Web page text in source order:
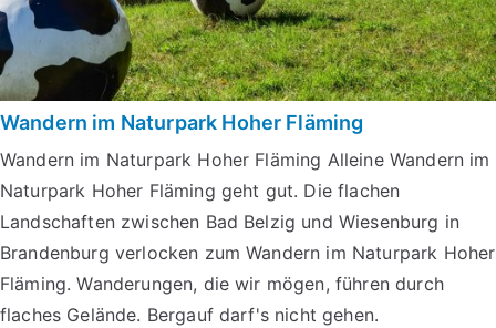
Wandern im Naturpark Hoher Fläming
Wandern im Naturpark Hoher Fläming Alleine Wandern im
Naturpark Hoher Fläming geht gut. Die flachen
Landschaften zwischen Bad Belzig und Wiesenburg in
Brandenburg verlocken zum Wandern im Naturpark Hoher
Fläming. Wanderungen, die wir mögen, führen durch
flaches Gelände. Bergauf darf's nicht gehen.